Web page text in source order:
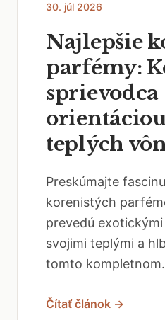
30. júl 2026
Najlepšie
parfémy:
sprievodca
orientáciou
teplých
Preskúmajte
korenistých
prevedú
svojimi teplými a
tomto
Čítať článok →